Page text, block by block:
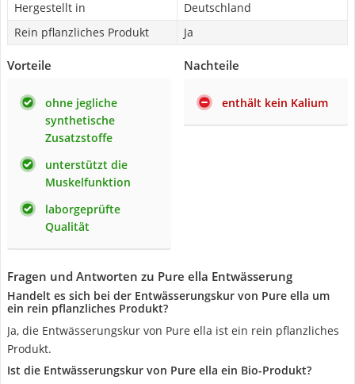
Hergestellt in
Deutschland
Rein pflanzliches Produkt
Ja
Vorteile
ohne jegliche
synthetische
Zusatzstoffe
unterstützt die
Muskelfunktion
laborgeprüfte
Qualität
Nachteile
enthält kein Kalium
Fragen und Antworten zu Pure ella Entwässerung
Handelt es sich bei der Entwässerungskur von Pure ella um
ein rein pflanzliches Produkt?
Ja, die Entwässerungskur von Pure ella ist ein rein pflanzliches
Produkt.
Ist die Entwässerungskur von Pure ella ein Bio-Produkt?